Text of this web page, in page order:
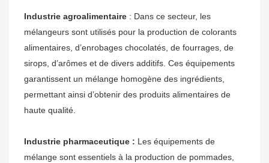
Industrie agroalimentaire : Dans ce secteur, les
mélangeurs sont utilisés pour la production de colorants
alimentaires, d’enrobages chocolatés, de fourrages, de
sirops, d’arômes et de divers additifs. Ces équipements
garantissent un mélange homogène des ingrédients,
permettant ainsi d’obtenir des produits alimentaires de
haute qualité.
Industrie pharmaceutique : Les équipements de
mélange sont essentiels à la production de pommades,